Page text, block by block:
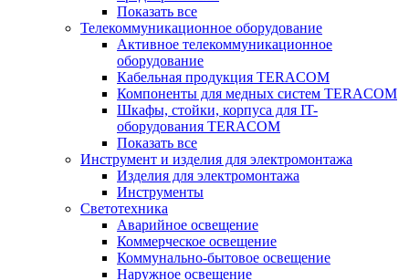
Показать все
Телекоммуникационное оборудование
Активное телекоммуникационное
оборудование
Кабельная продукция TERACOM
Компоненты для медных систем TERACOM
Шкафы, стойки, корпуса для IT-
оборудования TERACOM
Показать все
Инструмент и изделия для электромонтажа
Изделия для электромонтажа
Инструменты
Светотехника
Аварийное освещение
Коммерческое освещение
Коммунально-бытовое освещение
Наружное освещение